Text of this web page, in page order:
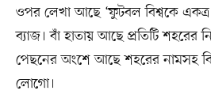
ওপর লেখা আছে ‘ফুটবল বিশ্বকে একত্র
ব্যাজ। বাঁ হাতায় আছে প্রতিটি শহরের
পেছনের অংশে আছে শহরের নামসহ
লোগো।